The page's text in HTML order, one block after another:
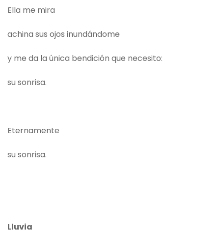
Ella me mira
achina sus ojos inundándome
y me da la única bendición que necesito:
su sonrisa.
Eternamente
su sonrisa.
Lluvia